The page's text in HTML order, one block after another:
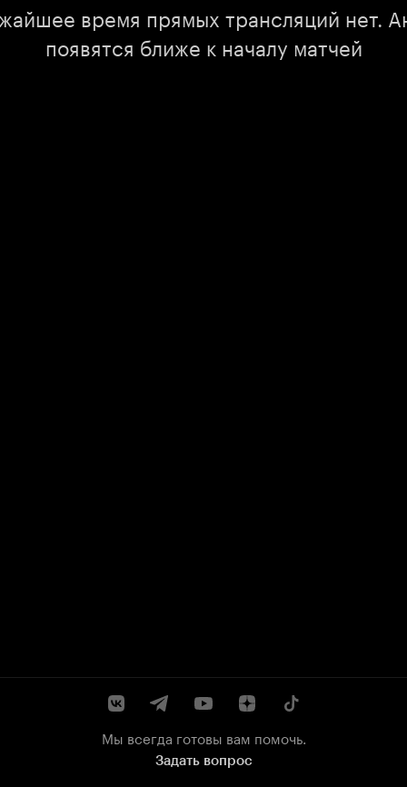
время прямых трансляций нет.
появятся ближе к началу матчей
Мы всегда готовы вам помочь.
Задать вопрос